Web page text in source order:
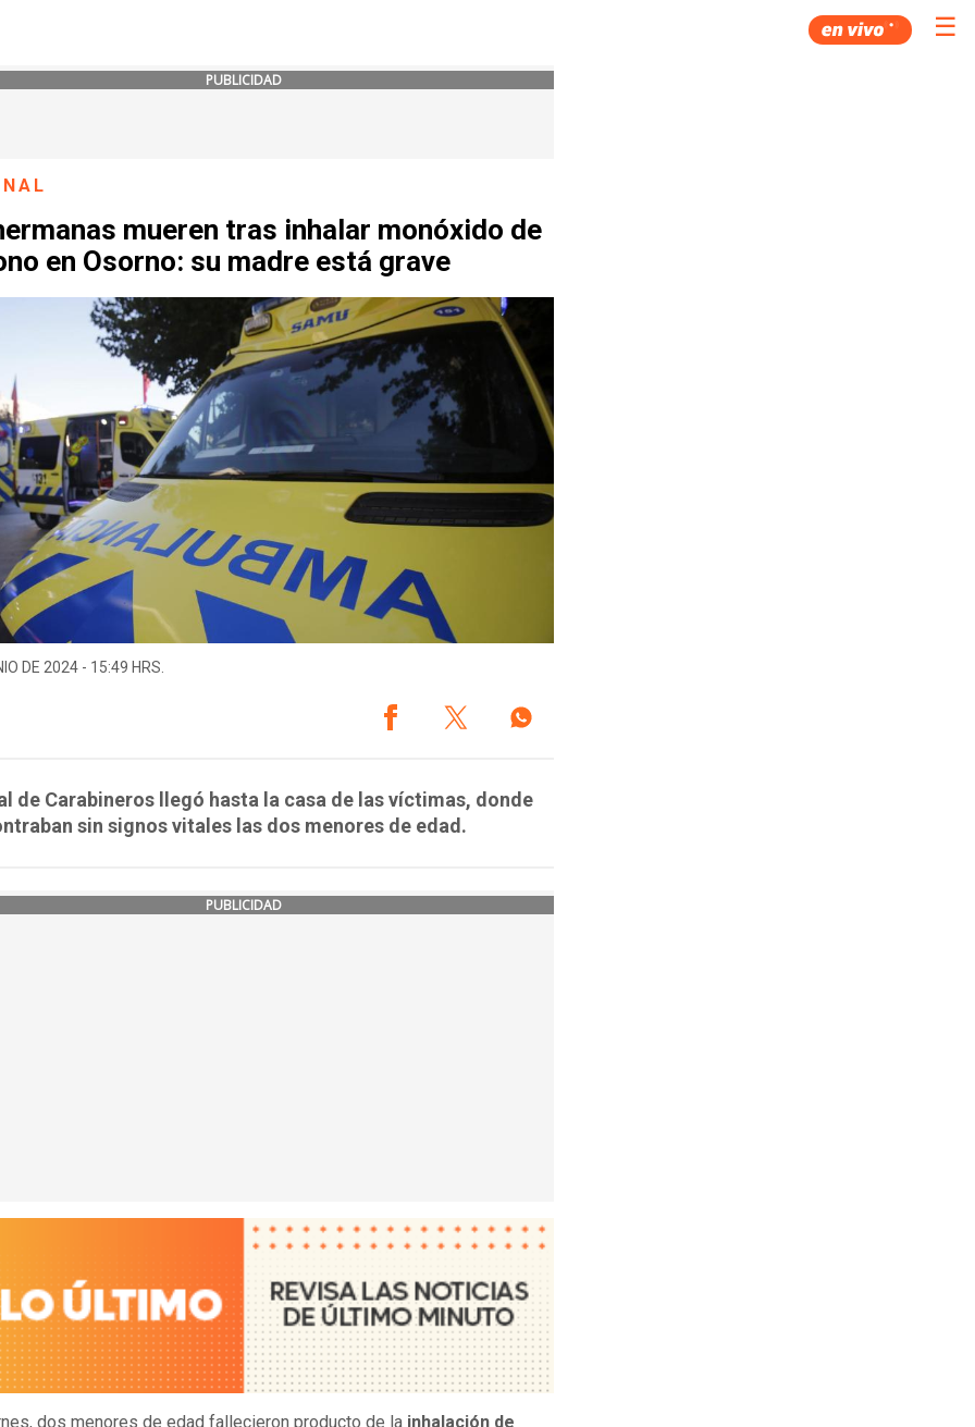
☰
PUBLICIDAD
mueren tras inhalar monóxido de
en Osorno: su madre está grave
DE 2024 - 15:49 HRS.
de Carabineros llegó hasta la casa de las víctimas, donde
sin signos vitales las dos menores de edad.
PUBLICIDAD
dos menores de edad fallecieron producto de la inhalación de